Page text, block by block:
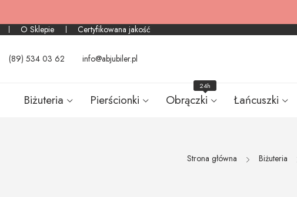
O Sklepie
Certyfikowana jakość
(89) 534 03 62 info@abjubiler.pl
Biżuteria Pierścionki Obrączki
24h
Łańcuszki
Strona główna Biżuteria